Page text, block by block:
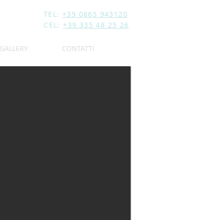
TEL: +39 0865 943120
CEL: +39 335 48 25 26
GALLERY CONTATTI